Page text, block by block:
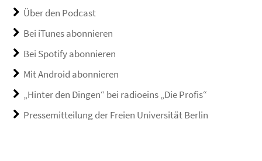
Über den Podcast
Bei iTunes abonnieren
Bei Spotify abonnieren
Mit Android abonnieren
„Hinter den Dingen“ bei radioeins „Die Profis“
Pressemitteilung der Freien Universität Berlin